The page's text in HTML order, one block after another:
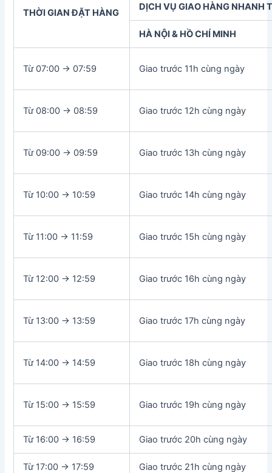
THỜI GIAN ĐẶT HÀNG
DỊCH VỤ GIAO HÀNG NHANH
HÀ NỘI & HỒ CHÍ MINH
Từ 07:00 -> 07:59 Giao trước 11h cùng ngày
Từ 08:00 -> 08:59 Giao trước 12h cùng ngày
Từ 09:00 -> 09:59 Giao trước 13h cùng ngày
Từ 10:00 -> 10:59 Giao trước 14h cùng ngày
Từ 11:00 -> 11:59 Giao trước 15h cùng ngày
Từ 12:00 -> 12:59 Giao trước 16h cùng ngày
Từ 13:00 -> 13:59 Giao trước 17h cùng ngày
Từ 14:00 -> 14:59 Giao trước 18h cùng ngày
Từ 15:00 -> 15:59 Giao trước 19h cùng ngày
Từ 16:00 -> 16:59 Giao trước 20h cùng ngày
Từ 17:00 -> 17:59 Giao trước 21h cùng ngày